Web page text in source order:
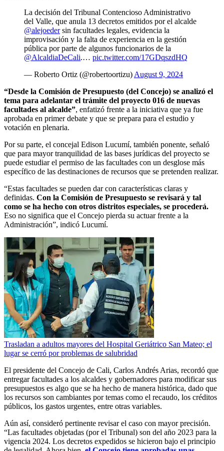
La decisión del Tribunal Contencioso Administrativo
del Valle, que anula 13 decretos emitidos por el alcalde
@alejoedersin facultades legales, evidencia la
improvisación y la falta de experiencia en la gestión
pública por parte de algunos funcionarios de la
@AlcaldiaDeCali.… pic.twitter.com/17GDqszdHQ
— Roberto Ortiz (@robertoortizu) August 9, 2024
“Desde la Comisión de Presupuesto (del Concejo) se analizó el
tema para adelantar el trámite del proyecto 016 de nuevas
facultades al alcalde”, enfatizó frente a la iniciativa que ya fue
aprobada en primer debate y que se prepara para el estudio y
votación en plenaria.
Por su parte, el concejal Edison Lucumí, también ponente, señaló
que para mayor tranquilidad de las bases jurídicas del proyecto se
puede estudiar el permiso de las facultades con un desglose más
específico de las destinaciones de recursos que se pretenden realizar.
“Estas facultades se pueden dar con características claras y
definidas. Con la Comisión de Presupuesto se revisará y tal
como se ha hecho con otros distritos especiales, se procederá.
Eso no significa que el Concejo pierda su actuar frente a la
Administración”, indicó Lucumí.
Trasladan a adultos mayores del Hospital Geriátrico San Mateo; el
lugar se cerró por problemas de salubridad
El presidente del Concejo de Cali, Carlos Andrés Arias, recordó que
entregar facultades a los alcaldes y gobernadores para modificar sus
presupuestos es algo que se ha hecho de manera histórica, dado que
los recursos son cambiantes por temas como el recaudo, los créditos
públicos, los gastos urgentes, entre otras variables.
Aún así, consideró pertinente revisar el caso con mayor precisión.
“Las facultades objetadas (por el Tribunal) son del año 2023 para la
vigencia 2024. Los decretos expedidos se hicieron bajo el principio